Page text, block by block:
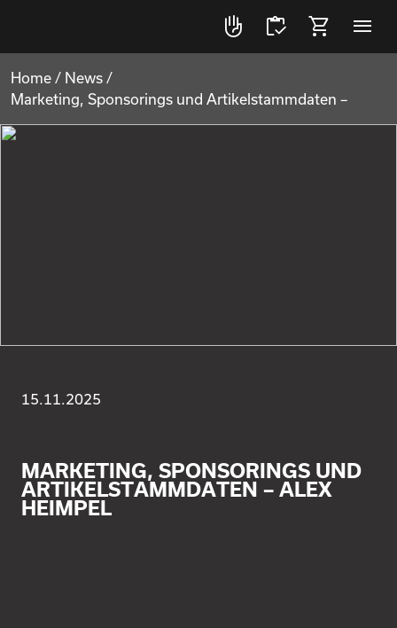
front_hand inventory shopping_cart menu
Home / News /
Marketing, Sponsorings und Artikelstammdaten –
15.11.2025
MARKETING, SPONSORINGS UND
ARTIKELSTAMMDATEN – ALEX
HEIMPEL